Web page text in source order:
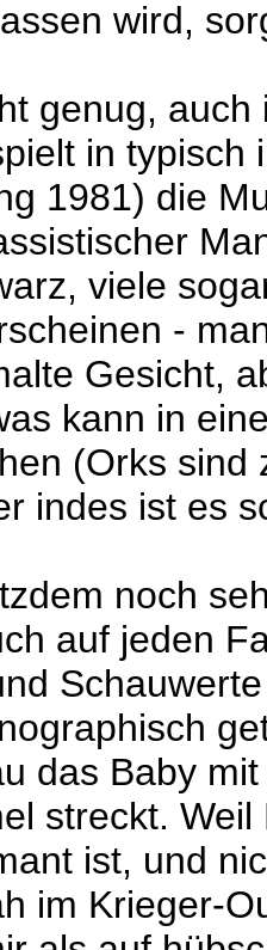
wird,
genug,
in typisch
1981) die
viele
-
Gesicht,
kann in
(Orks
indes ist es
noch
auf jeden
das Baby
streckt. Weil
ist, und
im Krieger-